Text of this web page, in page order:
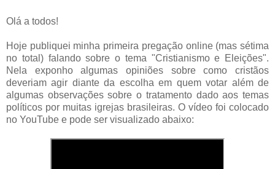
Olá a todos!
Hoje publiquei minha primeira pregação online (mas sétima
no total) falando sobre o tema "Cristianismo e Eleições".
Nela exponho algumas opiniões sobre como cristãos
deveriam agir diante da escolha em quem votar além de
algumas observações sobre o tratamento dado aos temas
políticos por muitas igrejas brasileiras. O vídeo foi colocado
no YouTube e pode ser visualizado abaixo: